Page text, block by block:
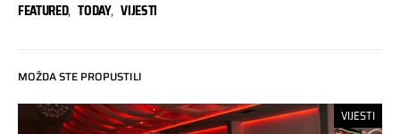
FEATURED, TODAY, VIJESTI
MOŽDA STE PROPUSTILI
VIJESTI